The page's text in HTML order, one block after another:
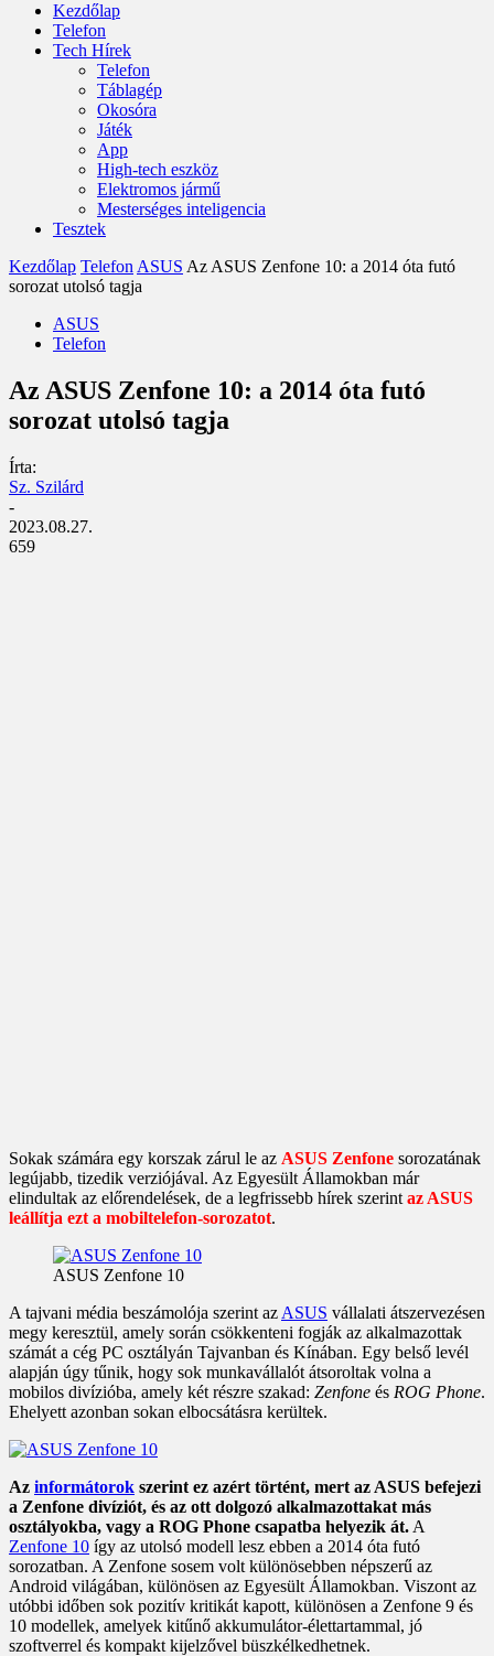
Kezdőlap
Telefon
Tech Hírek
Telefon
Táblagép
Okosóra
Játék
App
High-tech eszköz
Elektromos jármű
Mesterséges inteligencia
Tesztek
Kezdőlap Telefon ASUS Az ASUS Zenfone 10: a 2014 óta futó
sorozat utolsó tagja
ASUS
Telefon
Az ASUS Zenfone 10: a 2014 óta futó
sorozat utolsó tagja
Írta:
Sz. Szilárd
-
2023.08.27.
659
Sokak számára egy korszak zárul le az ASUS Zenfone sorozatának
legújabb, tizedik verziójával. Az Egyesült Államokban már
elindultak az előrendelések, de a legfrissebb hírek szerint az ASUS
leállítja ezt a mobiltelefon-sorozatot.
ASUS Zenfone 10
A tajvani média beszámolója szerint az ASUS vállalati átszervezésen
megy keresztül, amely során csökkenteni fogják az alkalmazottak
számát a cég PC osztályán Tajvanban és Kínában. Egy belső levél
alapján úgy tűnik, hogy sok munkavállalót átsoroltak volna a
mobilos divízióba, amely két részre szakad: Zenfone és ROG Phone.
Ehelyett azonban sokan elbocsátásra kerültek.
Az informátorok szerint ez azért történt, mert az ASUS befejezi
a Zenfone divíziót, és az ott dolgozó alkalmazottakat más
osztályokba, vagy a ROG Phone csapatba helyezik át. A
Zenfone 10 így az utolsó modell lesz ebben a 2014 óta futó
sorozatban. A Zenfone sosem volt különösebben népszerű az
Android világában, különösen az Egyesült Államokban. Viszont az
utóbbi időben sok pozitív kritikát kapott, különösen a Zenfone 9 és
10 modellek, amelyek kitűnő akkumulátor-élettartammal, jó
szoftverrel és kompakt kijelzővel büszkélkedhetnek.